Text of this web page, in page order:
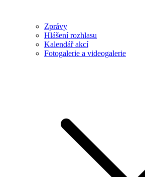
Zprávy
Hlášení rozhlasu
Kalendář akcí
Fotogalerie a videogalerie